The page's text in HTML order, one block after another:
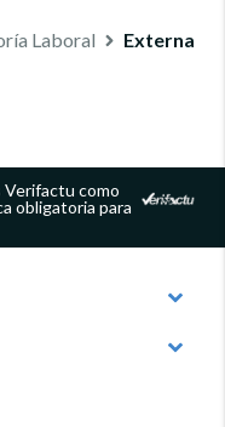
Laboral
Verifactu como
obligatoria para